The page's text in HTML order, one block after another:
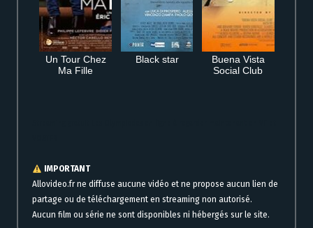
Un Tour Chez
Ma Fille
Black star
Buena Vista
Social Club
IMPORTANT
Allovideo.fr ne diffuse aucune vidéo et ne propose aucun lien de
partage ou de téléchargement en streaming non autorisé.
Aucun film ou série ne sont disponibles ni hébergés sur le site.